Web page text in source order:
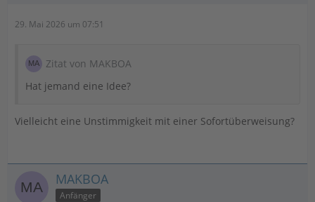
29. Mai 2026 um 07:51
Zitat von MAKBOA
Hat jemand eine Idee?
Vielleicht eine Unstimmigkeit mit einer Sofortüberweisung?
MAKBOA
Anfänger